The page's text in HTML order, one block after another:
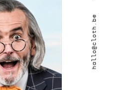
hallo@cloth.be